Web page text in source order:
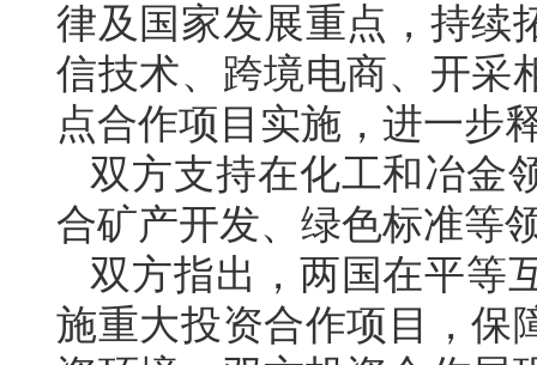
律及国家发展重点，持续
信技术、跨境电商、开采
点合作项目实施，进一步
双方支持在化工和冶金
合矿产开发、绿色标准等
双方指出，两国在平等
施重大投资合作项目，保